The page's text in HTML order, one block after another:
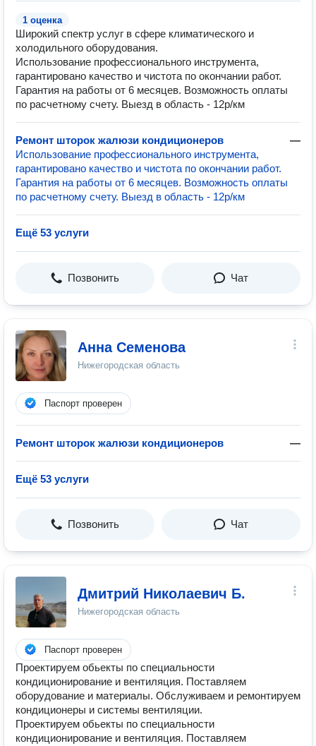
1 оценка
Широкий спектр услуг в сфере климатического и
холодильного оборудования.
Использование профессионального инструмента,
гарантировано качество и чистота по окончании работ.
Гарантия на работы от 6 месяцев. Возможность оплаты
по расчетному счету. Выезд в область - 12р/км
Ремонт шторок жалюзи кондиционеров
—
Использование профессионального инструмента,
гарантировано качество и чистота по окончании работ.
Гарантия на работы от 6 месяцев. Возможность оплаты
по расчетному счету. Выезд в область - 12р/км
Ещё 53 услуги
Позвонить Чат
Анна Семенова
Нижегородская область
Паспорт проверен
Ремонт шторок жалюзи кондиционеров —
Ещё 53 услуги
Позвонить Чат
Дмитрий Николаевич Б.
Нижегородская область
Паспорт проверен
Проектируем обьекты по специальности
кондиционирование и вентиляция. Поставляем
оборудование и материалы. Обслуживаем и ремонтируем
кондиционеры и системы вентиляции.
Проектируем обьекты по специальности
кондиционирование и вентиляция. Поставляем